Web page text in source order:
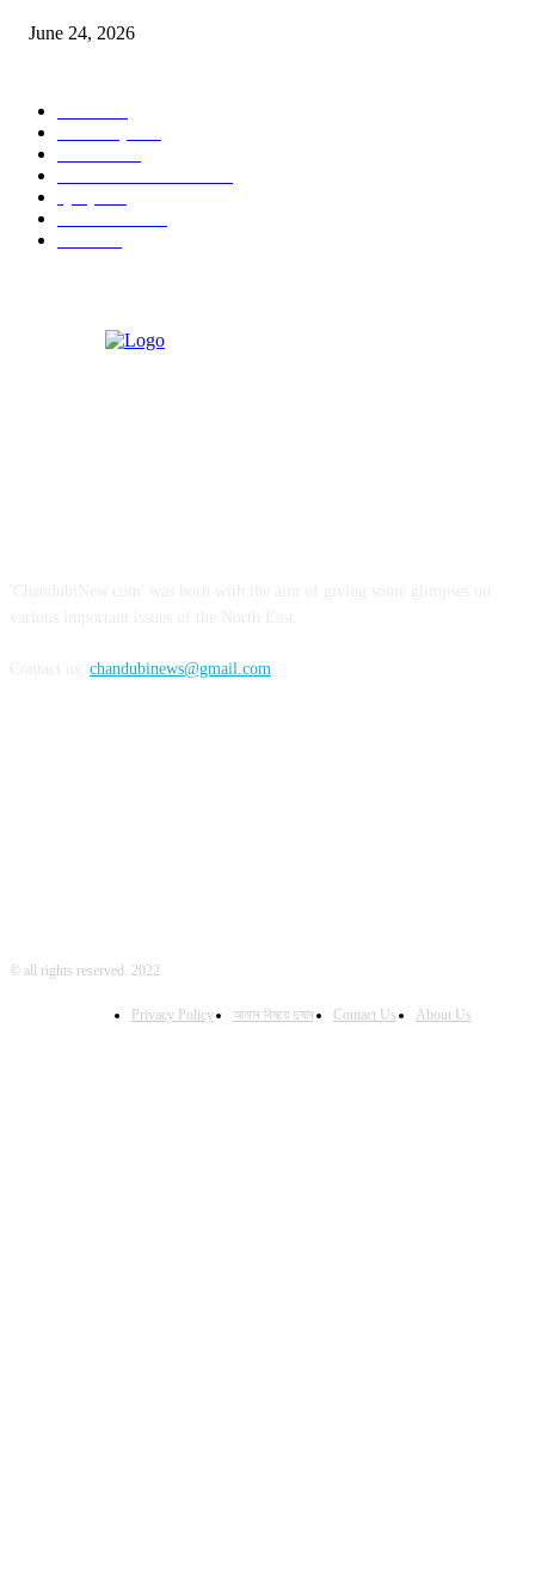
June 24, 2026
chandubinews@gmail.com
© all rights reserved. 2022
Privacy Policy আমাৰ বিষয়ে দুষাৰ Contact Us About Us